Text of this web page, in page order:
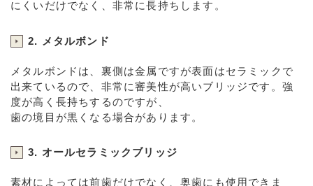
にくいだけでなく、非常に長持ちします。
2. メタルボンド
メタルボンドは、裏側は金属ですが表面はセラミックで
出来ているので、非常に審美性が高いブリッジです。強
度が高く長持ちするのですが、
歯の境目が黒くなる場合があります。
3. オールセラミックブリッジ
素材によっては前歯だけでなく、奥歯にも使用できま